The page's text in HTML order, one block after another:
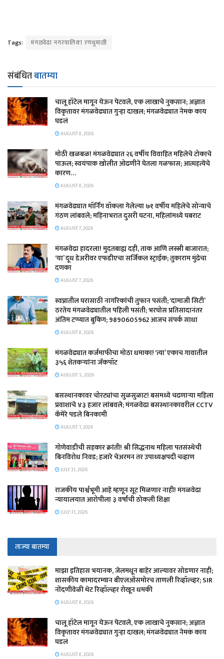
Tags: मंगळवेढा नगरपालिका रणधुमाळी
संबंधितबातम्या
चालू हॉटेल मागून येऊन पेटवले, एक लाखाचे नुकसान; अज्ञात
विकृतावर मंगळवेढ्यात गुन्हा दाखल; मंगळवेढ्यात नेमकं काय
घडलं
AUGUST 8, 2026
मोठी खळबळ! मंगळवेढ्यात २६ वर्षीय विवाहित महिलेचे टोकाचे
पाऊल; स्वयंपाक खोलीत ओढणीने घेतला गळफास; आत्महत्येचे
कारण…
AUGUST 8, 2026
मंगळवेढ्यात मॉर्निंग वॉकला गेलेल्या ७१ वर्षीय महिलेचे सोन्याचे
गंठण लांबवले; महिनाभरात दुसरी घटना, महिलांमध्ये घबराट
AUGUST 7, 2026
​मंगळवेढा हादरला! मुदतबाह्य दही, ताक आणि लस्सी बाजारात;
‘या’ दूध डेअरीवर एफडीएचा सर्जिकल स्ट्राईक; ​तुकाराम मुंढेचा
दणका
AUGUST 7, 2026
स्वप्नातील घरासाठी नागरिकांची तुफान पसंती; ‘दामाजी सिटी’
ठरतेय मंगळवेढ्यातील पहिली पसंती; भरघोस प्रतिसादानंतर
अंतिम टप्प्यात बुकिंग; 9890605962 आजच संपर्क साधा
AUGUST 8, 2026
मंगळवेढ्यात कर्जमाफीचा मोठा धमाका! ‘त्या’ एकाच गावातील
३५६ शेतकऱ्यांना जॅकपॉट
AUGUST 5, 2026
बसस्थानकावर चोरट्यांचा सुळसुळाट! बसमध्ये चढणाऱ्या महिला
प्रवाशाचे ४३ हजार लांबवले; मंगळवेढा बसस्थानकावरील CCTV
कॅमेरे पडले बिनकामी
AUGUST 1, 2026
गोणेवाडीची सहकार क्रांती! श्री सिद्धनाथ महिला पतसंस्थेची
बिनविरोध निवड; हजारे चेअरमन तर उपाध्यक्षपदी चव्हाण
JULY 31, 2026
राजकीय पार्श्वभूमी आहे म्हणून सूट मिळणार नाही! मंगळवेढा
न्यायालयात आरोपीला ३ वर्षांची ठोकली शिक्षा
JULY 31, 2026
ताज्या बातम्या
माझा इतिहास भयानक, जेलमधून बाहेर आल्यावर सोडणार नाही;
शासकीय कामादरम्यान बीएलओंसमोरच ताणली रिव्हॉल्व्हर; SIR
नोंदणीवेळी थेट रिव्हॉल्व्हर रोखून धमकी
AUGUST 8, 2026
चालू हॉटेल मागून येऊन पेटवले, एक लाखाचे नुकसान; अज्ञात
विकृतावर मंगळवेढ्यात गुन्हा दाखल; मंगळवेढ्यात नेमकं काय
घडलं
AUGUST 8, 2026